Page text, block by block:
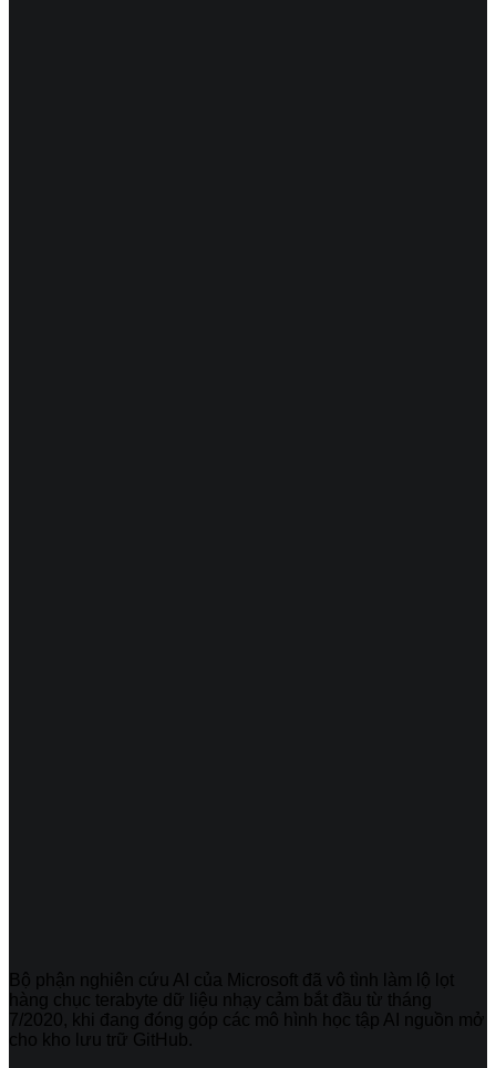
Bộ phận nghiên cứu AI của Microsoft đã vô tình làm lộ lọt
hàng chục terabyte dữ liệu nhạy cảm bắt đầu từ tháng
7/2020, khi đang đóng góp các mô hình học tập AI nguồn mở
cho kho lưu trữ GitHub.